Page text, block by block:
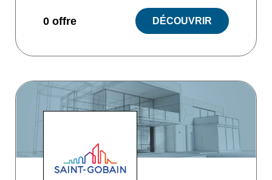
0 offre DÉCOUVRIR